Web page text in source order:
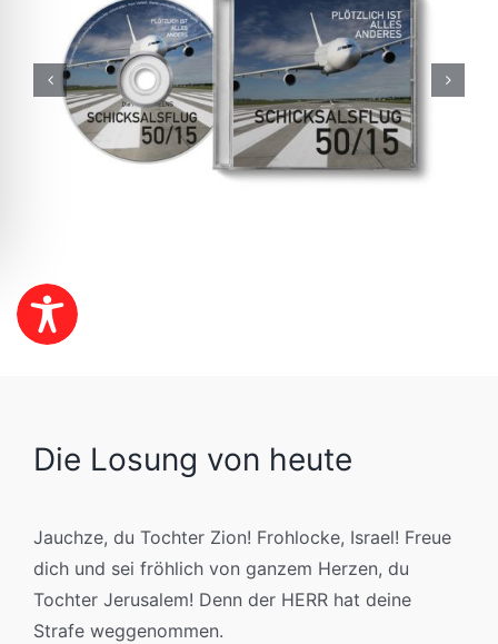
Die Losung von heute
Jauchze, du Tochter Zion! Frohlocke, Israel! Freue
dich und sei fröhlich von ganzem Herzen, du
Tochter Jerusalem! Denn der HERR hat deine
Strafe weggenommen.